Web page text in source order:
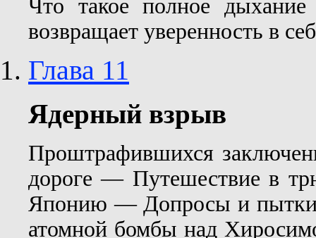
Что такое полное
возвращает уверенность в
Глава 11
Ядерный взрыв
Проштрафившихся
дороге — Путешествие в
Японию — Допросы и
атомной бомбы над